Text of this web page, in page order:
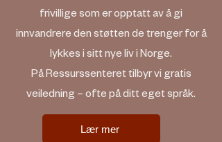
frivillige som er opptatt av å gi
innvandrere den støtten de trenger for å
lykkes i sitt nye liv i Norge.
På Ressurssenteret tilbyr vi gratis
veiledning – ofte på ditt eget språk.
Lær mer